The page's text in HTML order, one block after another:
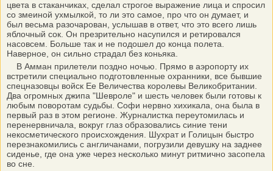
цвета в стаканчиках, сделал строгое выражение лица и спросил
со змеиной ухмылкой, то ли это самое, про что он думает, и
был весьма разочарован, услышав в ответ, что это всего лишь
яблочный сок. Он презрительно насупился и ретировался
насовсем. Больше так и не подошел до конца полета.
Наверное, он сильно страдал без коньяка.
В Амман прилетели поздно ночью. Прямо в аэропорту их
встретили специально подготовленные охранники, все бывшие
спецназовцы войск Ее Величества королевы Великобритании.
Два огромных джипа "Шевроле" и шесть человек были готовы к
любым поворотам судьбы. Софи нервно хихикала, она была в
первый раз в этом регионе. Журналистка переутомилась и
перенервничала, вокруг глаз образовались синие тени
некосметического происхождения. Шухрат и Голицын быстро
перезнакомились с англичанами, погрузили девушку на заднее
сиденье, где она уже через несколько минут ритмично засопела
во сне.